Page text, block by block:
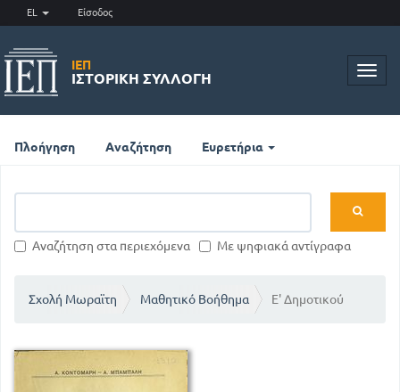
EL Είσοδος
ΙΕΠ
ΙΣΤΟΡΙΚΉ ΣΥΛΛΟΓΉ
Πλοήγηση Αναζήτηση Ευρετήρια
Αναζήτηση στα περιεχόμενα Με ψηφιακά αντίγραφα
Σχολή Μωραϊτη Μαθητικό Βοήθημα Ε' Δημοτικού